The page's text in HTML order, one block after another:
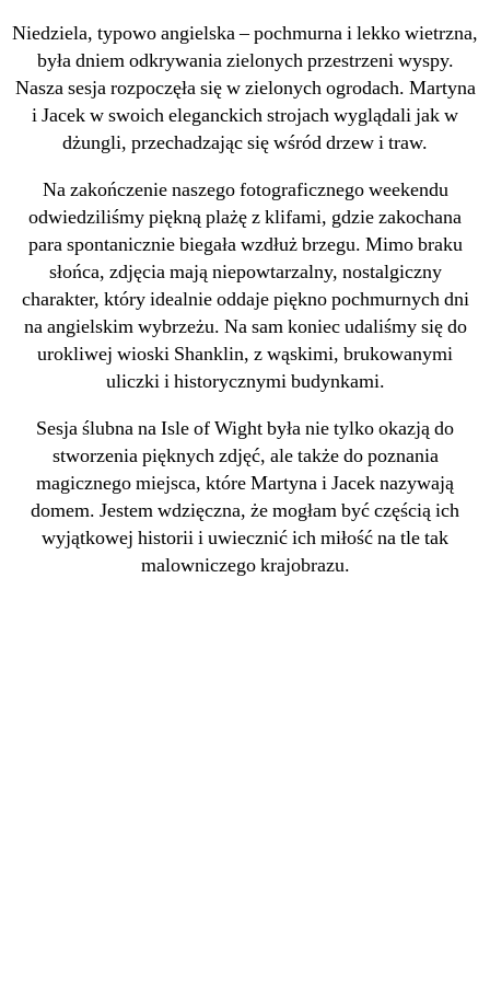
Niedziela, typowo angielska – pochmurna i lekko wietrzna,
była dniem odkrywania zielonych przestrzeni wyspy.
Nasza sesja rozpoczęła się w zielonych ogrodach. Martyna
i Jacek w swoich eleganckich strojach wyglądali jak w
dżungli, przechadzając się wśród drzew i traw.
Na zakończenie naszego fotograficznego weekendu
odwiedziliśmy piękną plażę z klifami, gdzie zakochana
para spontanicznie biegała wzdłuż brzegu. Mimo braku
słońca, zdjęcia mają niepowtarzalny, nostalgiczny
charakter, który idealnie oddaje piękno pochmurnych dni
na angielskim wybrzeżu. Na sam koniec udaliśmy się do
urokliwej wioski Shanklin, z wąskimi, brukowanymi
uliczki i historycznymi budynkami.
Sesja ślubna na Isle of Wight była nie tylko okazją do
stworzenia pięknych zdjęć, ale także do poznania
magicznego miejsca, które Martyna i Jacek nazywają
domem. Jestem wdzięczna, że mogłam być częścią ich
wyjątkowej historii i uwiecznić ich miłość na tle tak
malowniczego krajobrazu.